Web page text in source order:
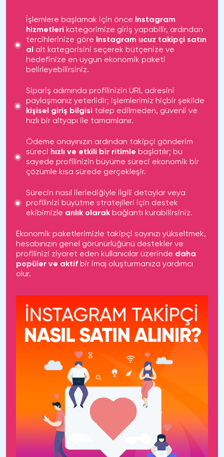
İşlemlere başlamak için önce
Instagram
hizmetleri kategorimize giriş yapabilir, ardından
tercihlerinize göre
Instagram ucuz takipçi satın
al
alt kategorisini seçerek bütçenize ve
hedefinize en uygun ekonomik paketi
belirleyebilirsiniz.
Sipariş adımında profilinizin URL adresini
paylaşmanız yeterlidir; işlemlerimiz hiçbir şekilde
kişisel giriş bilgisi talep edilmeden, güvenli ve
hızlı bir altyapı ile tamamlanır.
Ödeme onayınızın ardından takipçi gönderim
süreci hızlı ve etkili bir ritimle başlatılır; bu
sayede profilinizin büyüme süreci ekonomik bir
çözümle kısa sürede gerçekleşir.
Sürecin nasıl ilerlediğiyle ilgili detaylar veya
profilinizi büyütme stratejileri için destek
ekibimizle anlık olarak bağlantı kurabilirsiniz.
Ekonomik paketlerimizle takipçi sayınızı yükseltmek,
hesabınızın genel görünürlüğünü destekler ve
profilinizi ziyaret eden kullanıcılar üzerinde daha
popüler ve aktif bir imaj oluşturmanıza yardımcı
olur.